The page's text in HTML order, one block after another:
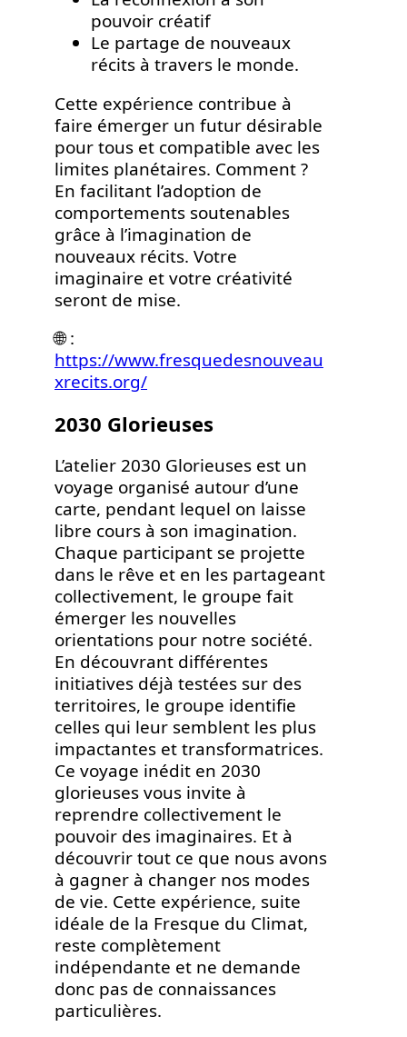
pouvoir créatif
Le partage de nouveaux
récits à travers le monde.
Cette expérience contribue à
faire émerger un futur désirable
pour tous et compatible avec les
limites planétaires. Comment ?
En facilitant l’adoption de
comportements soutenables
grâce à l’imagination de
nouveaux récits. Votre
imaginaire et votre créativité
seront de mise.
🌐 :
https://www.fresquedesnouveau
xrecits.org/
2030 Glorieuses
L’atelier 2030 Glorieuses est un
voyage organisé autour d’une
carte, pendant lequel on laisse
libre cours à son imagination.
Chaque participant se projette
dans le rêve et en les partageant
collectivement, le groupe fait
émerger les nouvelles
orientations pour notre société.
En découvrant différentes
initiatives déjà testées sur des
territoires, le groupe identifie
celles qui leur semblent les plus
impactantes et transformatrices.
Ce voyage inédit en 2030
glorieuses vous invite à
reprendre collectivement le
pouvoir des imaginaires. Et à
découvrir tout ce que nous avons
à gagner à changer nos modes
de vie. Cette expérience, suite
idéale de la Fresque du Climat,
reste complètement
indépendante et ne demande
donc pas de connaissances
particulières.